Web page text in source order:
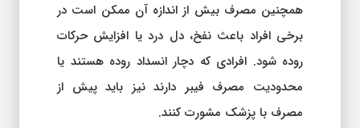
همچنین مصرف بیش از اندازه آن ممکن است در
برخی افراد باعث نفخ، دل درد یا افزایش حرکات
روده شود. افرادی که دچار انسداد روده هستند یا
محدودیت مصرف فیبر دارند نیز باید پیش از
مصرف با پزشک مشورت کنند.